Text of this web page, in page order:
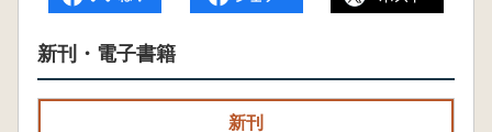
新刊・電子書籍
新刊